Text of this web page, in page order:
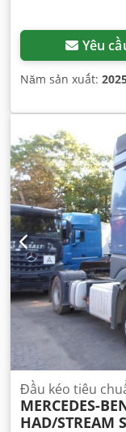
Yêu
Năm sản xuất:
Đầu kéo tiêu
MERCEDES-
HAD/STREAM